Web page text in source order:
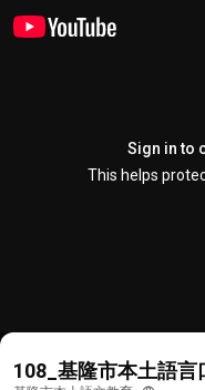
Sign in to
This helps
108_基隆市瑪陵國
108_基隆市本土語